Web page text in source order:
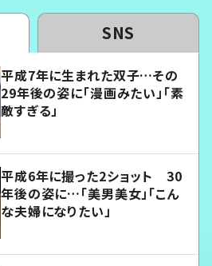
SNS
平成7年に生まれた双子…その
29年後の姿に「漫画みたい」「素
敵すぎる」
平成6年に撮った2ショット 30
年後の姿に…「美男美女」「こん
な夫婦になりたい」